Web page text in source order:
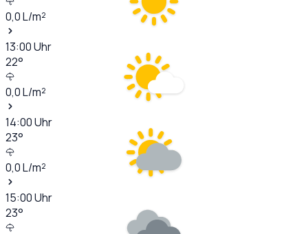
0,0L/m²
13:00Uhr
22°
0,0L/m²
14:00Uhr
23°
0,0L/m²
15:00Uhr
23°